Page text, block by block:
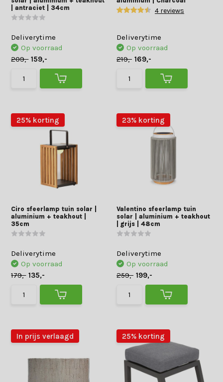
| antraciet | 34cm
Deliverytime
Op voorraad
209,- 159,-
4 reviews
Deliverytime
Op voorraad
219,- 169,-
25% korting
Ciro sfeerlamp tuin solar |
aluminium + teakhout |
35cm
Deliverytime
Op voorraad
179,- 135,-
23% korting
Valentino sfeerlamp tuin
solar | aluminium + teakhout
| grijs | 48cm
Deliverytime
Op voorraad
259,- 199,-
In prijs verlaagd 25% korting